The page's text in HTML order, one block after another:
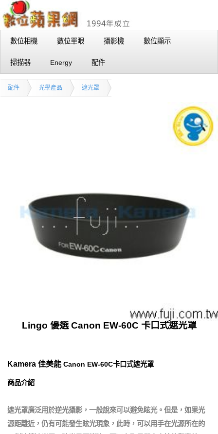
數位相機 數位單眼 攝影機 數位顯示
掃描器 Energy 配件
配件 光學產品 遮光罩
Lingo 優選 Canon EW-60C 卡口式遮光罩
Kamera 佳美能 Canon EW-60C卡口式遮光罩
商品介紹
遮光罩廣泛用於逆光攝影，一般說來可以避免眩光。但是，如果光
源距離近，仍有可能發生眩光現象，此時，可以用手在光源所在的